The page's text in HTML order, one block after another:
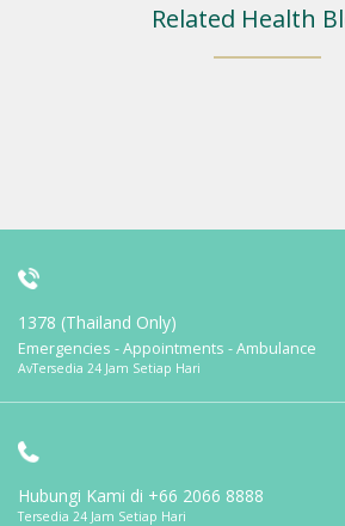
Related Health
1378 (Thailand Only)
Emergencies - Appointments - Ambulance
AvTersedia 24 Jam Setiap Hari
Hubungi Kami di +66 2066 8888
Tersedia 24 Jam Setiap Hari